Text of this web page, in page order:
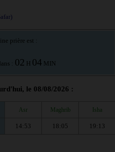
prière est :
: 02 H 04 MIN
le 08/08/2026 :
Asr Maghrib Isha
14:53 18:05 19:13